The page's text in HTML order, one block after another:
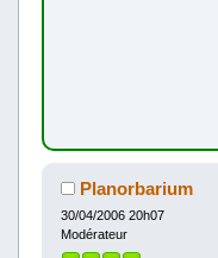
Planorbarium
30/04/2006 20h07
Modérateur